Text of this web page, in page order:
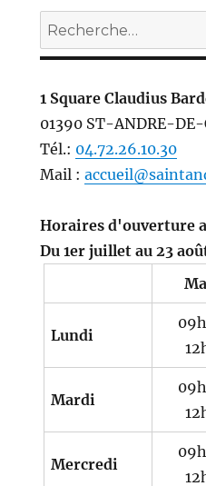
Recherche
pour :
1 Square Claudius
01390 ST-ANDRE-DE-
Tél.: 04.72.26.10.30
Mail :
Horaires d'ouverture
Du 1er juillet au 23
Lundi
Mardi
Mercredi